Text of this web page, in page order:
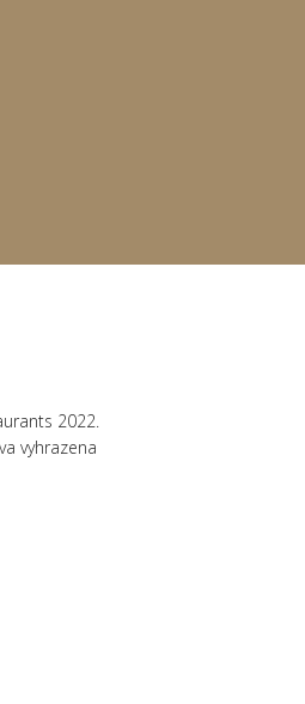
2022.
vyhrazena